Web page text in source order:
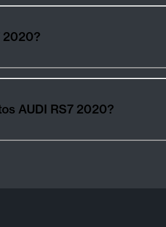
2020?
AUDI RS7 2020?